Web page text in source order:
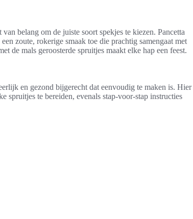
van belang om de juiste soort spekjes te kiezen. Pancetta
zoute, rokerige smaak toe die prachtig samengaat met
de mals geroosterde spruitjes maakt elke hap een feest.
en gezond bijgerecht dat eenvoudig te maken is. Hier
spruitjes te bereiden, evenals stap-voor-stap instructies